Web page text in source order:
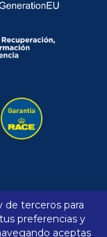
de terceros para
preferencias y
aceptas